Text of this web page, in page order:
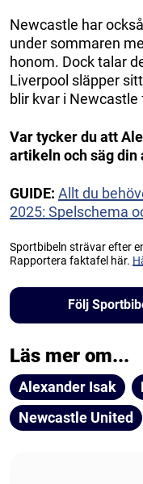
Newcastle har
under sommaren
honom. Dock talar
Liverpool släpper
blir kvar i
Var tycker du att
artikeln och säg din
GUIDE: Allt du
2025: Spelschema
Sportbibeln strävar efter
Rapportera faktafel här.
Följ
Läs mer om...
Alexander Isak
Newcastle United